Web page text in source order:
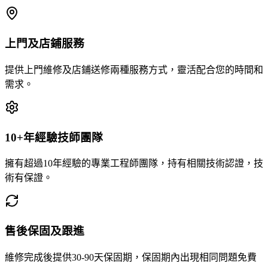
上門及店鋪服務
提供上門維修及店鋪送修兩種服務方式，靈活配合您的時間和
需求。
10+年經驗技師團隊
擁有超過10年經驗的專業工程師團隊，持有相關技術認證，技
術有保證。
售後保固及跟進
維修完成後提供30-90天保固期，保固期內出現相同問題免費